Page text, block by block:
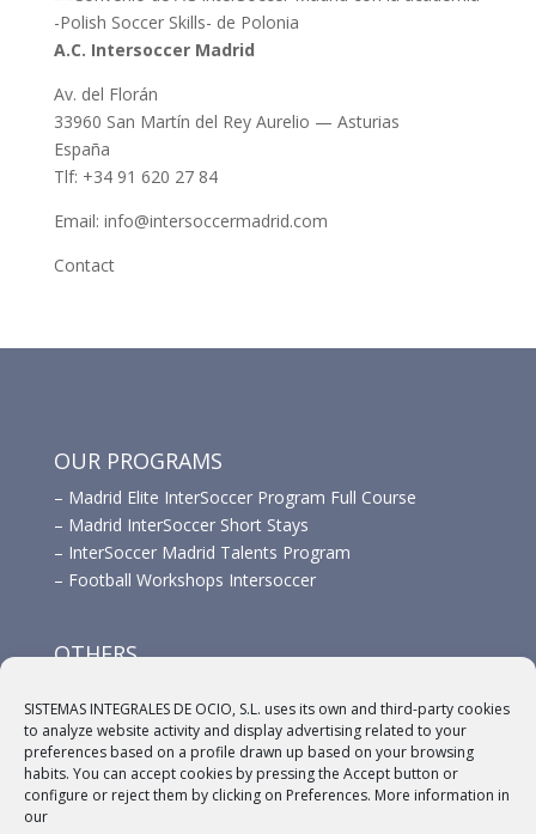
SISTEMAS INTEGRALES DE OCIO, S.L. uses its own and third-party cookies
to analyze website activity and display advertising related to your
preferences based on a profile drawn up based on your browsing
habits. You can accept cookies by pressing the Accept button or
configure or reject them by clicking on Preferences. More information in
our
A.C. Intersoccer Madrid
Av. del Florán
33960 San Martín del Rey Aurelio — Asturias
España
Tlf: +34 91 620 27 84
Email: info@intersoccermadrid.com
Contact
OUR PROGRAMS
– Madrid Elite InterSoccer Program Full Course
– Madrid InterSoccer Short Stays
– InterSoccer Madrid Talents Program
– Football Workshops Intersoccer
OTHERS
–Links
–Sponsors